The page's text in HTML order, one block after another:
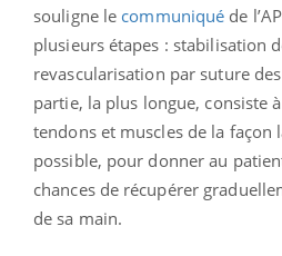
souligne le communiqué de
plusieurs étapes : stabilisation
revascularisation par suture
partie, la plus longue, consiste
tendons et muscles de la façon
possible, pour donner au
chances de récupérer
de sa main.